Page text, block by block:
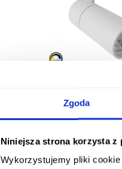
Zgoda
Niniejsza strona korzysta z
Wykorzystujemy pliki
154,00 zł
Do